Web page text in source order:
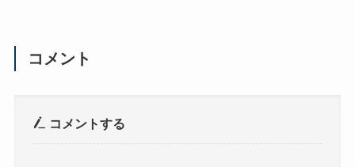
コメント
コメントする